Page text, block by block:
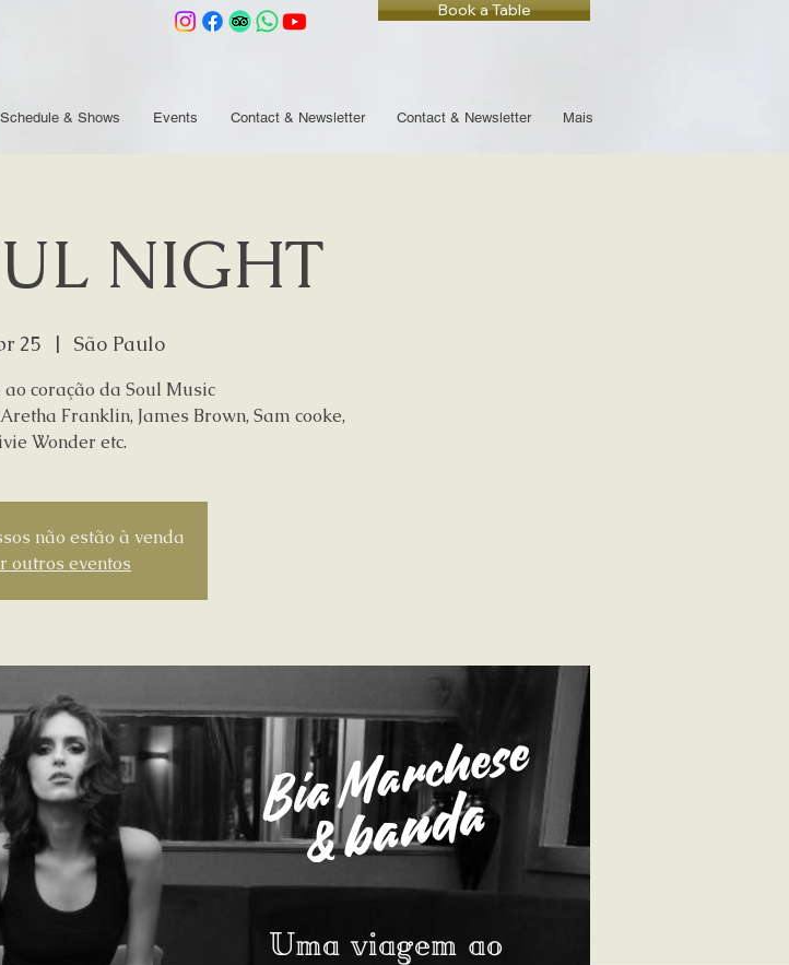
Book a Table
Schedule & Shows Events Contact & Newsletter Contact & Newsletter Mais
NIGHT
25
  |
São Paulo
coração da Soul Music
Franklin, James Brown, Sam cooke,
Wonder etc.
não estão à venda
outros eventos